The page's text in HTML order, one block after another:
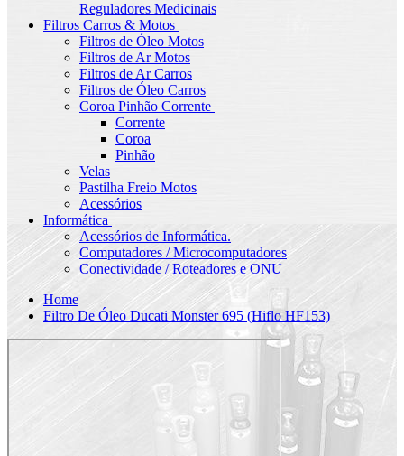
Reguladores Medicinais
Filtros Carros & Motos
Filtros de Óleo Motos
Filtros de Ar Motos
Filtros de Ar Carros
Filtros de Óleo Carros
Coroa Pinhão Corrente
Corrente
Coroa
Pinhão
Velas
Pastilha Freio Motos
Acessórios
Informática
Acessórios de Informática.
Computadores / Microcomputadores
Conectividade / Roteadores e ONU
Home
Filtro De Óleo Ducati Monster 695 (Hiflo HF153)